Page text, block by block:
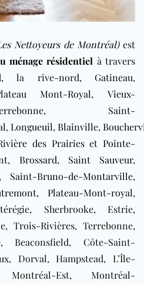
Nettoyeurs de Montréal)est
ménage résidentiel à travers
la rive-nord, Gatineau,
Mont-Royal, Vieux-
, Saint-
, Longueuil, Blainville,
des PrairiesetPointe-
, Brossard, Saint Sauveur,
, Saint-Bruno-de-Montarville,
,Plateau-Mont-royal,
Sherbrooke, Estrie,
Trois-Rivières, Terrebonne,
Beaconsfield, Côte-Saint-
Dorval, Hampstead, L’Île-
Est, Montréal-